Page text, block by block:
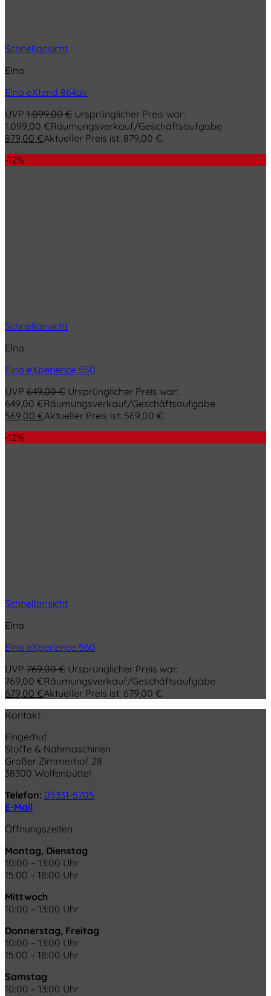
Schnellansicht
Elna
Elna eXtend 864air
UVP 1.099,00€ Ursprünglicher Preis war:
1.099,00 €Räumungsverkauf/Geschäftsaufgabe
879,00 €Aktueller Preis ist: 879,00 €.
-12%
Schnellansicht
Elna
Elna eXperience 550
UVP 649,00€ Ursprünglicher Preis war:
649,00 €Räumungsverkauf/Geschäftsaufgabe
569,00 €Aktueller Preis ist: 569,00 €.
-12%
Schnellansicht
Elna
Elna eXperience 560
UVP 769,00€ Ursprünglicher Preis war:
769,00 €Räumungsverkauf/Geschäftsaufgabe
679,00 €Aktueller Preis ist: 679,00 €.
Kontakt
Fingerhut
Stoffe & Nähmaschinen
Großer Zimmerhof 28
38300 Wolfenbüttel
Telefon: 05331-5705
E-Mail
Öffnungszeiten
Montag, Dienstag
10:00 – 13:00 Uhr
15:00 – 18:00 Uhr
Mittwoch
10:00 – 13:00 Uhr
Donnerstag, Freitag
10:00 – 13:00 Uhr
15:00 – 18:00 Uhr
Samstag
10:00 – 13:00 Uhr